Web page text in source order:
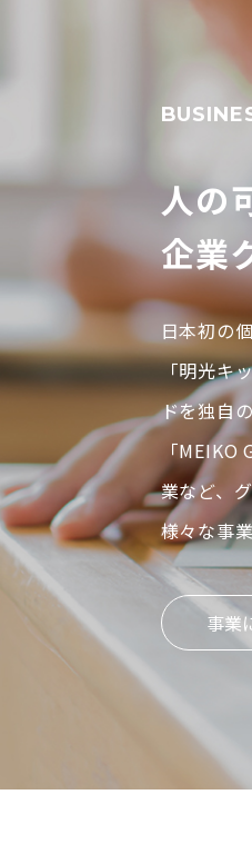
人の
企業
日本初の
「明光キ
ドを独自
「
業など、
様々な事
事業